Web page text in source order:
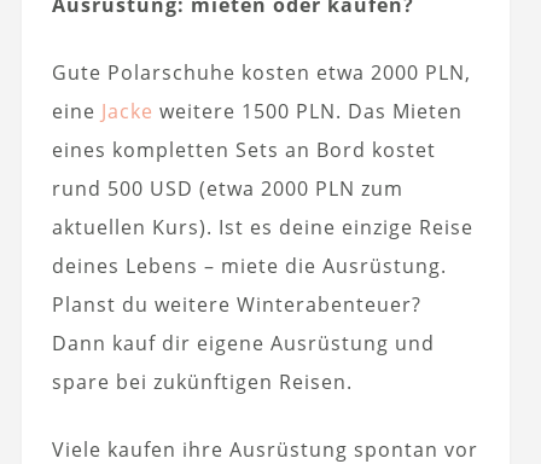
Gute Polarschuhe kosten etwa 2000 PLN,
eine Jacke weitere 1500 PLN. Das Mieten
eines kompletten Sets an Bord kostet
rund 500 USD (etwa 2000 PLN zum
aktuellen Kurs). Ist es deine einzige Reise
deines Lebens – miete die Ausrüstung.
Planst du weitere Winterabenteuer?
Dann kauf dir eigene Ausrüstung und
spare bei zukünftigen Reisen.
Viele kaufen ihre Ausrüstung spontan vor